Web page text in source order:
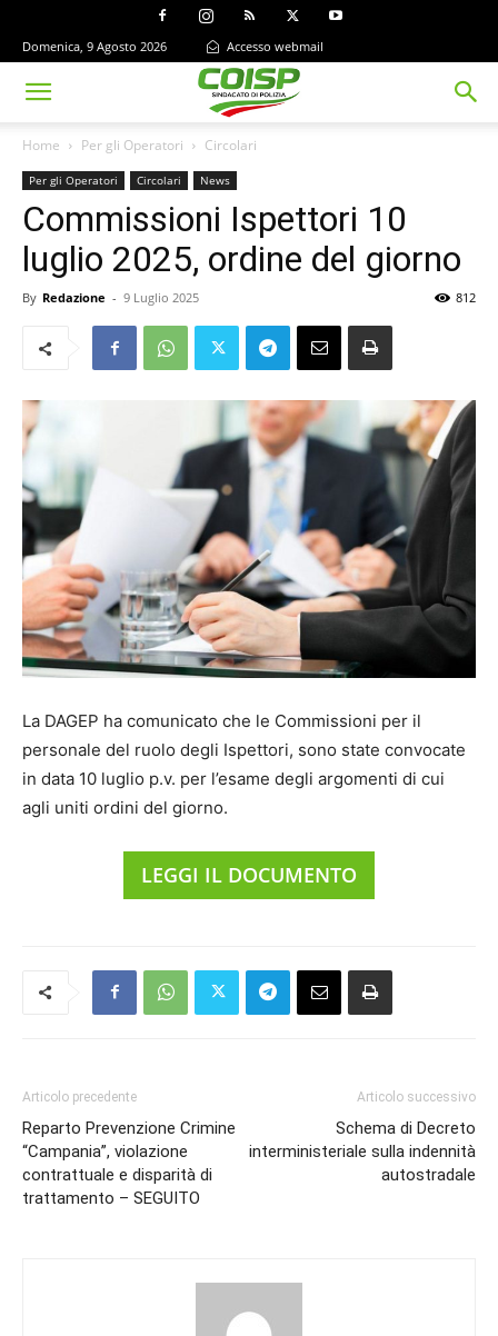
Domenica, 9 Agosto 2026 Accesso webmail
Home Per gli Operatori Circolari
Per gli Operatori Circolari News
Commissioni Ispettori 10
luglio 2025, ordine del giorno
By Redazione - 9 Luglio 2025 812
La DAGEP ha comunicato che le Commissioni per il
personale del ruolo degli Ispettori, sono state convocate
in data 10 luglio p.v. per l’esame degli argomenti di cui
agli uniti ordini del giorno.
LEGGI IL DOCUMENTO
Articolo precedente
Reparto Prevenzione Crimine
“Campania”, violazione
contrattuale e disparità di
trattamento – SEGUITO
Articolo successivo
Schema di Decreto
interministeriale sulla indennità
autostradale